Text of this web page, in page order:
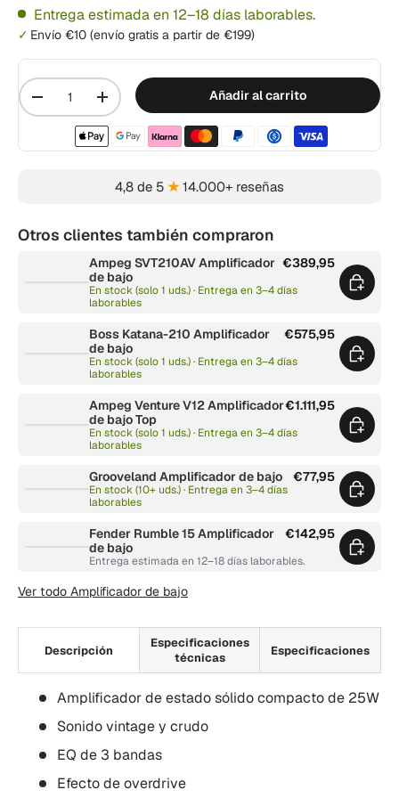
Entrega estimada en 12–18 días laborables.
Envío €10 (envío gratis a partir de €199)
Cantidad
-
+ Añadir al carrito
Métodos de pago aceptados
4,8 de 5 ★14.000+ reseñas
Otros clientes también compraron
Ampeg SVT210AV Amplificador
de bajo
€389,95
En stock (solo 1 uds.) · Entrega en 3–4 días
laborables
Boss Katana-210 Amplificador
de bajo
€575,95
En stock (solo 1 uds.) · Entrega en 3–4 días
laborables
Ampeg Venture V12 Amplificador
de bajo Top
€1.111,95
En stock (solo 1 uds.) · Entrega en 3–4 días
laborables
Grooveland Amplificador de bajo €77,95
En stock (10+ uds.) · Entrega en 3–4 días
laborables
Fender Rumble 15 Amplificador
de bajo
€142,95
Entrega estimada en 12–18 días laborables.
Ver todo Amplificador de bajo
Descripción
Especificaciones
técnicas
Especificaciones
Amplificador de estado sólido compacto de 25W
Sonido vintage y crudo
EQ de 3 bandas
Efecto de overdrive